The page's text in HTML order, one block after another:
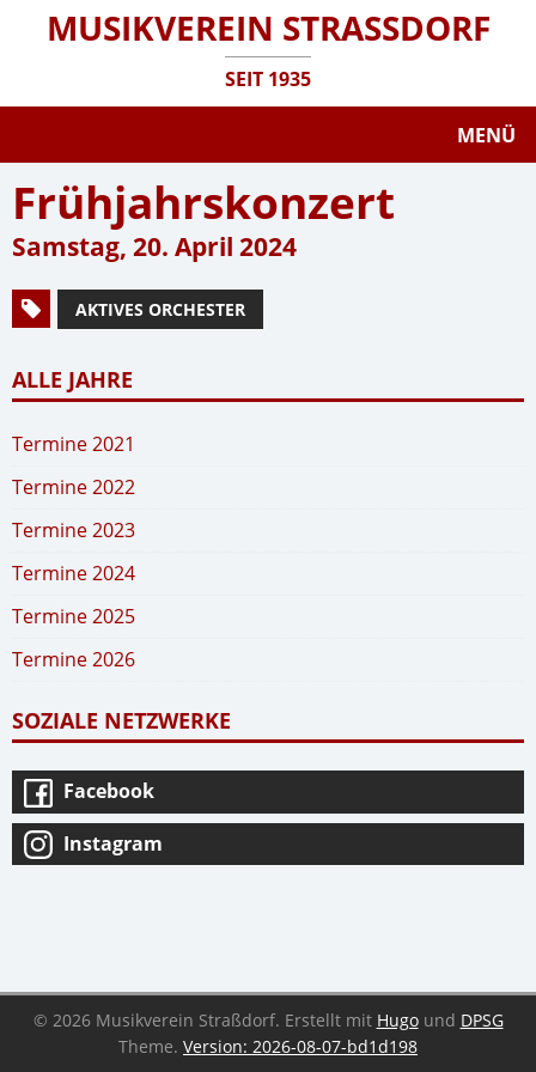
MUSIKVEREIN STRASSDORF
SEIT 1935
MENÜ
Frühjahrskonzert
Samstag, 20. April 2024
AKTIVES ORCHESTER
ALLE JAHRE
Termine 2021
Termine 2022
Termine 2023
Termine 2024
Termine 2025
Termine 2026
SOZIALE NETZWERKE
Facebook
Instagram
© 2026 Musikverein Straßdorf. Erstellt mit Hugound DPSG
Theme. Version: 2026-08-07-bd1d198